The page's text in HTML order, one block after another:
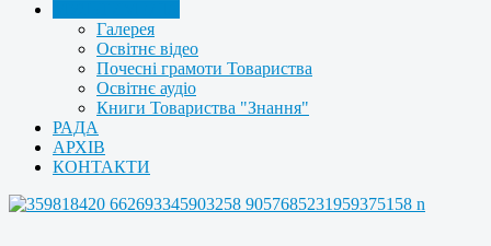
Галерея
Освітнє відео
Почесні грамоти Товариства
Освітнє аудіо
Книги Товариства "Знання"
РАДА
АРХІВ
КОНТАКТИ